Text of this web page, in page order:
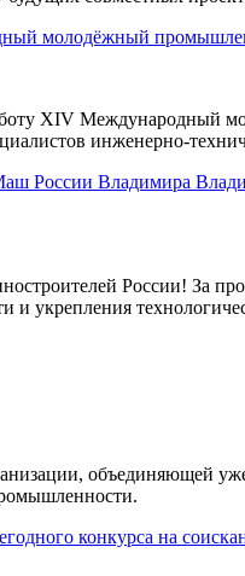
молодёжный
XIV
инженерно-
России Владимира
России! За
укрепления
объединяющей
конкурса на